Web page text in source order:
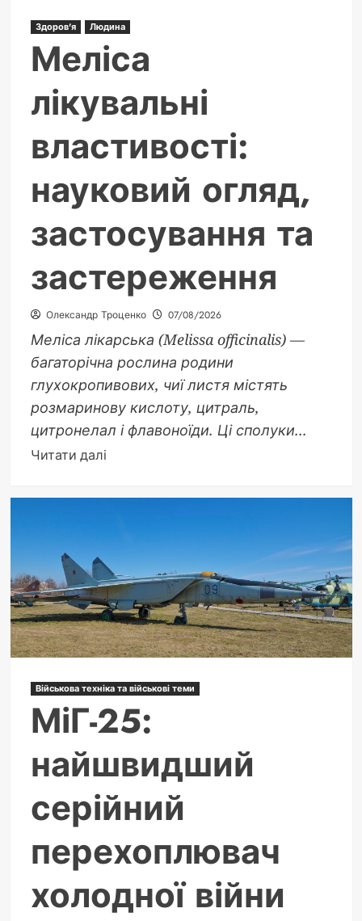
Здоров'я Людина
Меліса
лікувальні
властивості:
науковий огляд,
застосування та
застереження
Олександр Троценко 07/08/2026
Меліса лікарська (Melissa officinalis) —
багаторічна рослина родини
глухокропивових, чиї листя містять
розмаринову кислоту, цитраль,
цитронелал і флавоноїди. Ці сполуки...
Читати даліДокладніше
Меліса
властивості:
огляд,
застосування
та
застереження
Військова техніка та військові теми
МіГ-25:
найшвидший
серійний
перехоплювач
холодної війни